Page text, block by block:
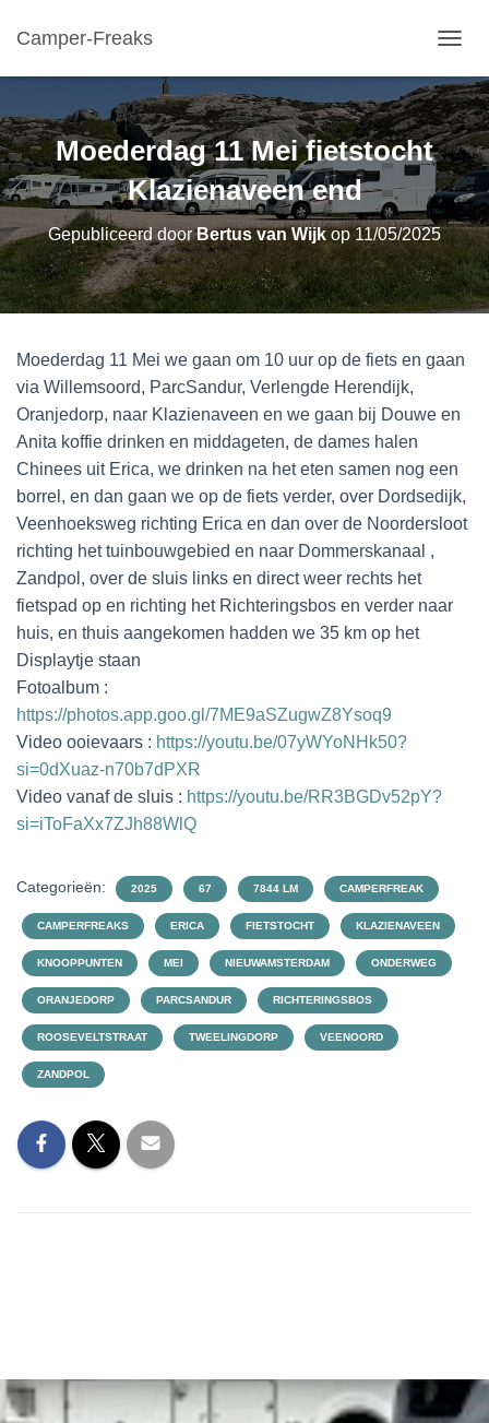
Camper-Freaks
Moederdag 11 Mei fietstocht
Klazienaveen end
Gepubliceerd doorBertus van Wijkop11/05/2025
Moederdag 11 Mei we gaan om 10 uur op de fiets en gaan
via Willemsoord, ParcSandur, Verlengde Herendijk,
Oranjedorp, naar Klazienaveen en we gaan bij Douwe en
Anita koffie drinken en middageten, de dames halen
Chinees uit Erica, we drinken na het eten samen nog een
borrel, en dan gaan we op de fiets verder, over Dordsedijk,
Veenhoeksweg richting Erica en dan over de Noordersloot
richting het tuinbouwgebied en naar Dommerskanaal ,
Zandpol, over de sluis links en direct weer rechts het
fietspad op en richting het Richteringsbos en verder naar
huis, en thuis aangekomen hadden we 35 km op het
Displaytje staan
Fotoalbum :
https://photos.app.goo.gl/7ME9aSZugwZ8Ysoq9
Video ooievaars : https://youtu.be/07yWYoNHk50?
si=0dXuaz-n70b7dPXR
Video vanaf de sluis : https://youtu.be/RR3BGDv52pY?
si=iToFaXx7ZJh88WlQ
Categorieën: 2025 67 7844 LM CAMPERFREAK
CAMPERFREAKS ERICA FIETSTOCHT KLAZIENAVEEN
KNOOPPUNTEN MEI NIEUWAMSTERDAM ONDERWEG
ORANJEDORP PARCSANDUR RICHTERINGSBOS
ROOSEVELTSTRAAT TWEELINGDORP VEENOORD
ZANDPOL